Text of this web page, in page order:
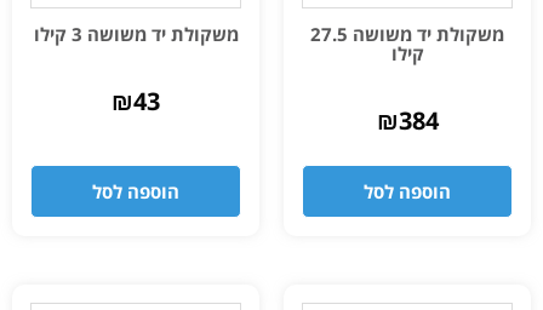
משקולת יד משושה 27.5
קילו
₪384
הוספה לסל
משקולת יד משושה 3 קילו
₪43
הוספה לסל